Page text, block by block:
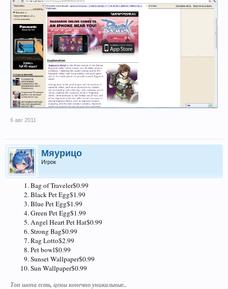
6 авг 2011
Мяурицо
Игрок
Bag of Traveler$0.99
Black Pet Egg$1.99
Blue Pet Egg$1.99
Green Pet Egg$1.99
Angel Heart Pet Hat$0.99
Strong Bag$0.99
Rag Lotto$2.99
Pet bowl$0.99
Sunset Wallpaper$0.99
Sun Wallpaper$0.99
Топ шопа есть, цены конечно уникальные..